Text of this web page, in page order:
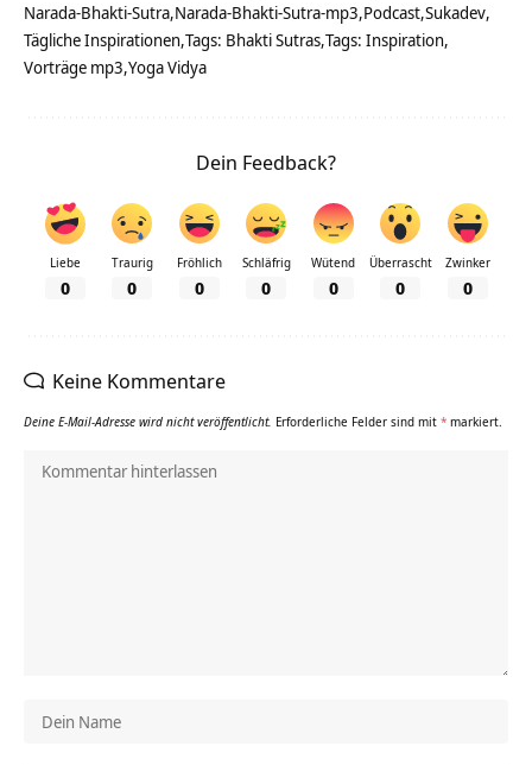
Narada-Bhakti-Sutra Narada-Bhakti-Sutra-mp3 Podcast Sukadev
Tägliche Inspirationen Tags: Bhakti Sutras Tags: Inspiration
Vorträge mp3 Yoga Vidya
Dein Feedback?
Liebe
0
Traurig
0
Fröhlich
0
Schläfrig
0
Wütend
0
Überrascht
0
Zwinker
0
Keine Kommentare
Deine E-Mail-Adresse wird nicht veröffentlicht. Erforderliche Felder sind mit * markiert.